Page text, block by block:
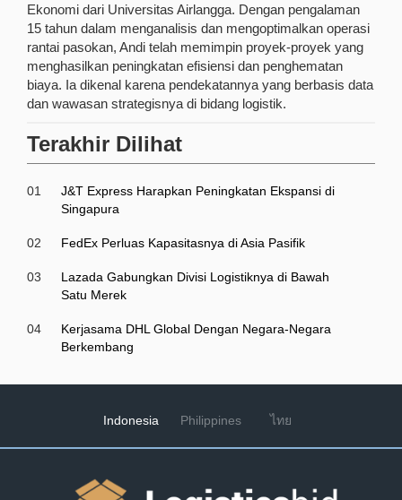
Ekonomi dari Universitas Airlangga. Dengan pengalaman
15 tahun dalam menganalisis dan mengoptimalkan operasi
rantai pasokan, Andi telah memimpin proyek-proyek yang
menghasilkan peningkatan efisiensi dan penghematan
biaya. Ia dikenal karena pendekatannya yang berbasis data
dan wawasan strategisnya di bidang logistik.
Terakhir Dilihat
01
J&T Express Harapkan Peningkatan Ekspansi di
Singapura
02 FedEx Perluas Kapasitasnya di Asia Pasifik
03
Lazada Gabungkan Divisi Logistiknya di Bawah
Satu Merek
04
Kerjasama DHL Global Dengan Negara-Negara
Berkembang
Indonesia Philippines ไทย